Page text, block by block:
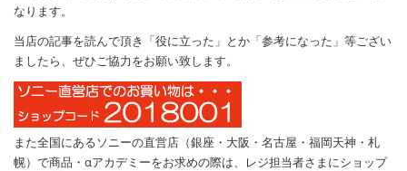
なります。
当店の記事を読んで頂き「役に立った」とか「参考になった」等ござい
ましたら、ぜひご協力をお願い致します。
また全国にあるソニーの直営店（銀座・大阪・名古屋・福岡天神・札
幌）で商品・αアカデミーをお求めの際は、レジ担当者さまにショップ